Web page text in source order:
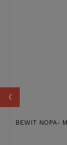
BEWIT NOPA-
‹